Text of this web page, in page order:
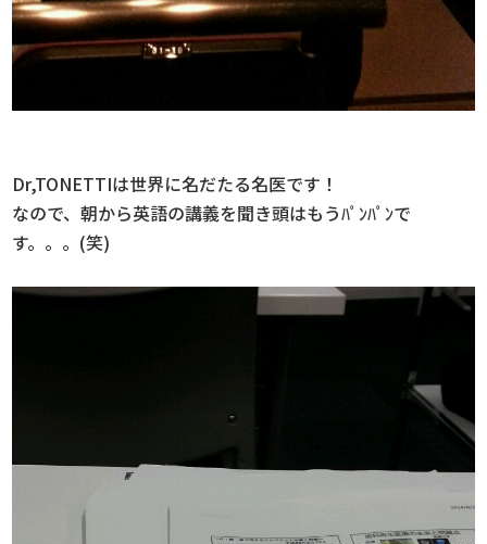
Dr,TONETTIは世界に名だたる名医です！
なので、朝から英語の講義を聞き頭はもうﾊﾟﾝﾊﾟﾝで
す。。。(笑)